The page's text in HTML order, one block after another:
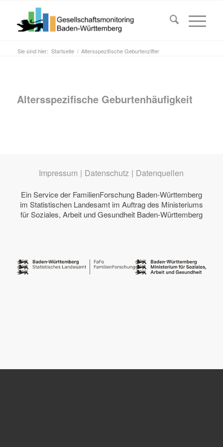
Sie sind hier: Startseite / Altersspezifische Geburtenziffer
Altersspezifische Geburtenhäufigkeit
Impressum | Datenschutz | Datenquellen
Ein Service der FamilienForschung Baden-Württemberg
im Statistischen Landesamt im Auftrag des Ministeriums
für Soziales, Arbeit und Gesundheit Baden-Württemberg